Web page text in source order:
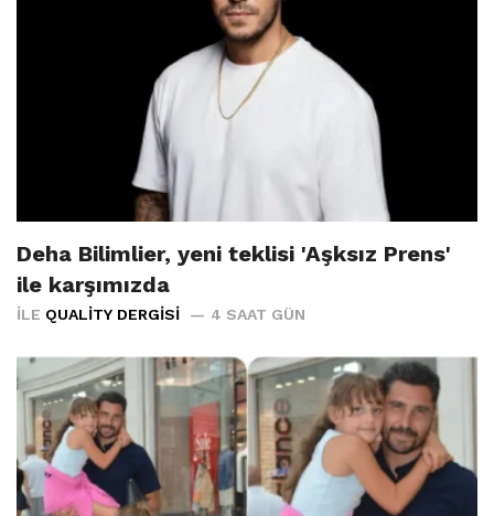
Deha Bilimlier, yeni teklisi 'Aşksız Prens'
ile karşımızda
İLE QUALITY DERGISI 4 SAAT GÜN